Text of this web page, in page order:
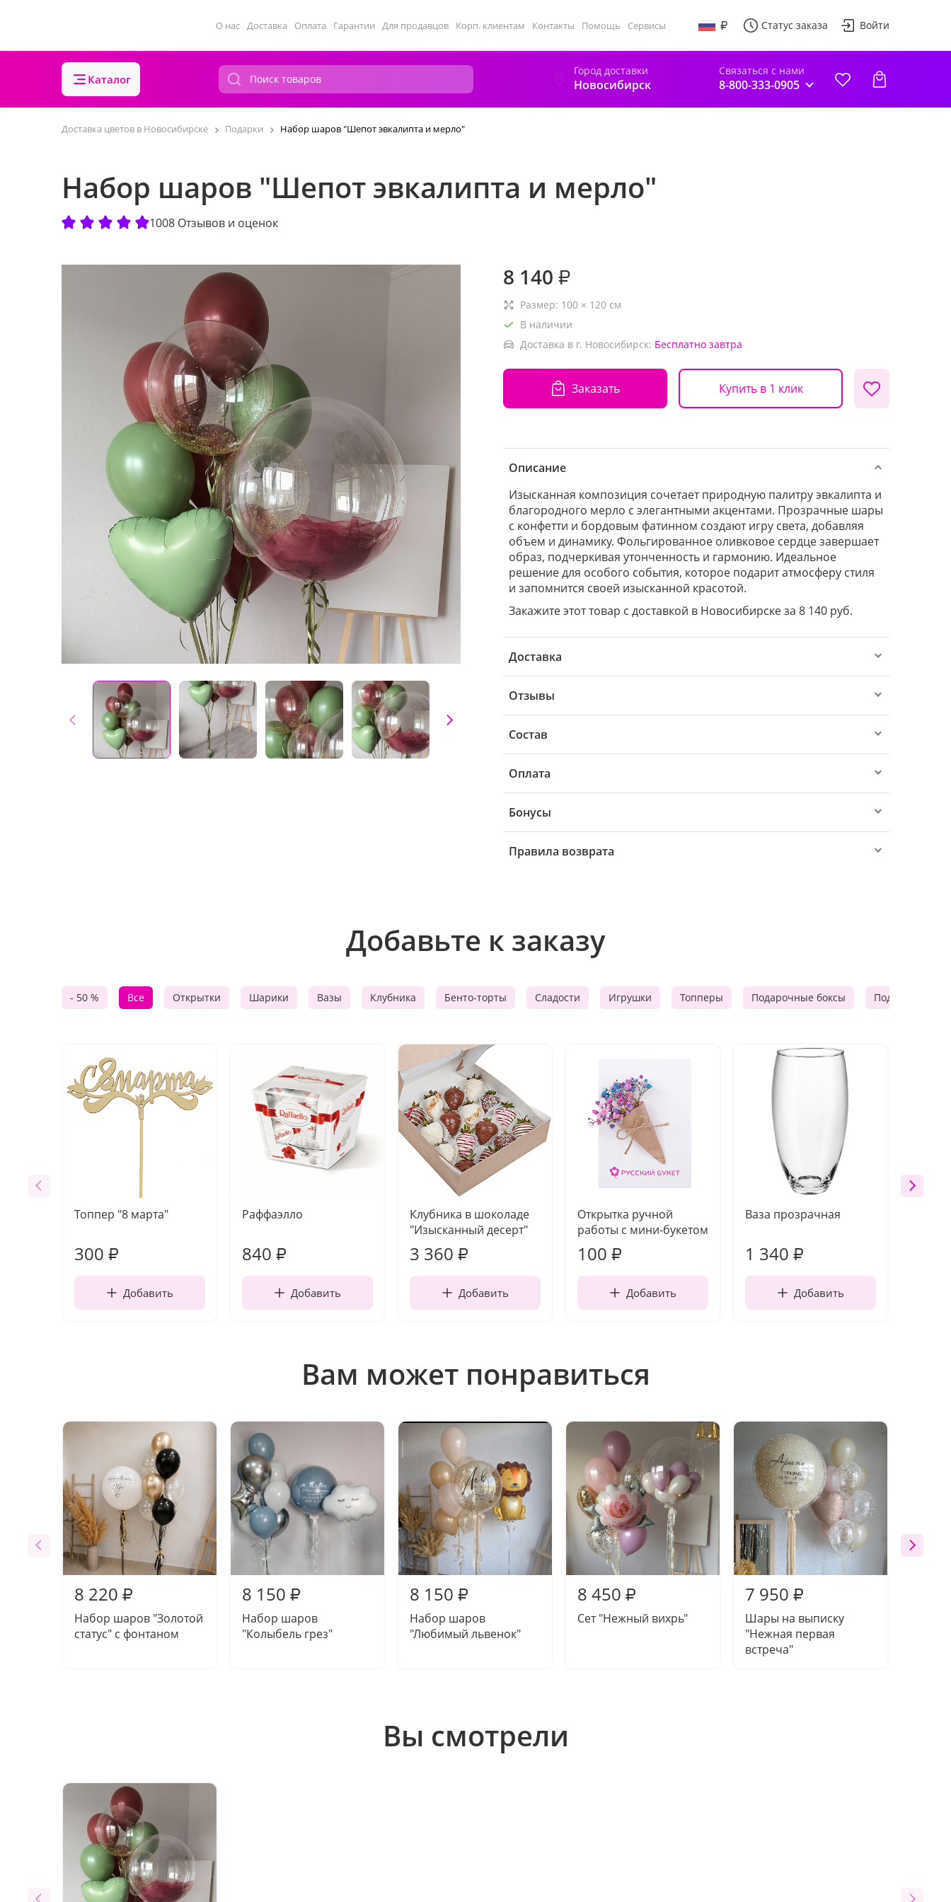
О нас Доставка Оплата Гарантии Для продавцов Корп. клиентам Контакты Помощь Сервисы Статус заказа Войти
Каталог
Город доставки
Новосибирск
Связаться с нами
8-800-333-0905
Доставка цветов в Новосибирске Подарки Набор шаров "Шепот эвкалипта и мерло"
Набор шаров "Шепот эвкалипта и мерло"
1008 Отзывов и оценок
8 140 ₽
Размер: 100 × 120 см
В наличии
Доставка в г. Новосибирск: Бесплатно завтра
Заказать Купить в 1 клик
Описание
Изысканная композиция сочетает природную палитру эвкалипта и
благородного мерло с элегантными акцентами. Прозрачные шары
с конфетти и бордовым фатинном создают игру света, добавляя
объем и динамику. Фольгированное оливковое сердце завершает
образ, подчеркивая утонченность и гармонию. Идеальное
решение для особого события, которое подарит атмосферу стиля
и запомнится своей изысканной красотой.
Закажите этот товар с доставкой в Новосибирске за 8 140 руб.
Доставка
Отзывы
Состав
Оплата
Бонусы
Правила возврата
Добавьте к заказу
- 50 % Все Открытки Шарики Вазы Клубника Бенто-торты Сладости Игрушки Топперы Подарочные боксы Подарочные
Топпер "8 марта"
300 ₽
Добавить
Раффаэлло
840 ₽
Добавить
Клубника в шоколаде
"Изысканный десерт"
3 360 ₽
Добавить
Открытка ручной
работы с мини-букетом
100 ₽
Добавить
Ваза прозрачная
1 340 ₽
Добавить
Вам может понравиться
8 220 ₽
Набор шаров "Золотой
статус" с фонтаном
8 150 ₽
Набор шаров
"Колыбель грез"
8 150 ₽
Набор шаров
"Любимый львенок"
8 450 ₽
Сет "Нежный вихрь"
7 950 ₽
Шары на выписку
"Нежная первая
встреча"
Вы смотрели